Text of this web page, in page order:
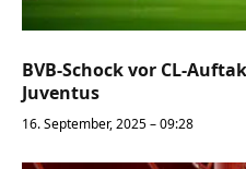
BVB-Schock vor CL-
Juventus
16. September, 2025 – 09:28